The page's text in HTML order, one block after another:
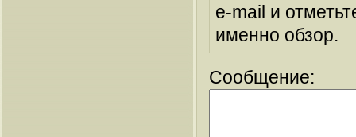
e-mail и
именно обзор.
Сообщение: